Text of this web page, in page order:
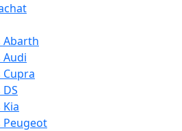
Abarth
Audi
Cupra
DS
Kia
Peugeot